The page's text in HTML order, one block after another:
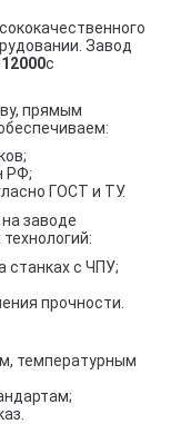
Завод
с
прямым
РФ;
ГОСТ и ТУ.
заводе
станках с ЧПУ;
прочности.
температурным